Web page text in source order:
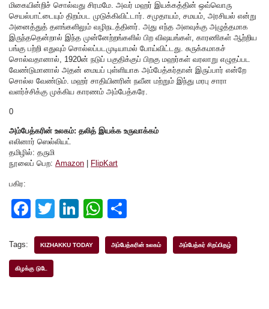
மிகையின்றிச் சொல்வது சிரமமே. அவர் மஹர் இயக்கத்தின் ஒவ்வொரு
செயல்பாட்டையும் திறம்பட முடுக்கிவிட்டார். சமுதாயம், சமயம், அரசியல் என்று
அனைத்துத் தளங்களிலும் வழிநடத்தினர். அது எந்த அளவுக்கு அழுத்தமாக
இருந்ததென்றால் இந்த முன்னேற்றங்களில் பிற விஷயங்கள், காரணிகள் ஆற்றிய
பங்கு பற்றி எதுவும் சொல்லப்படமுடியாமல் போய்விட்டது. சுருக்கமாகச்
சொல்வதானால், 1920ன் நடுப் பகுதிக்குப் பிறகு மஹர்கள் வரலாறு எழுதப்பட
வேண்டுமானால் அதன் மையப் புள்ளியாக அம்பேத்கர்தான் இருப்பார் என்றே
சொல்ல வேண்டும். மஹர் சாதியினரின் நவீன மற்றும் இந்து மரபு சாரா
வளர்ச்சிக்கு முக்கிய காரணம் அம்பேத்கரே.
0
அம்பேத்கரின் உலகம்: தலித் இயக்க உருவாக்கம்
எலினார் ஸெல்லியட்
தமிழில்: தருமி
நூலைப் பெற: Amazon FlipKart
பகிர:
F
c
e
T
tt
Li
k
W
at ar
Tags: KIZHAKKU TODAY அம்பேத்கரின் உலகம் அம்பேத்கர் சிறப்பிதழ்
கிழக்கு டுடே